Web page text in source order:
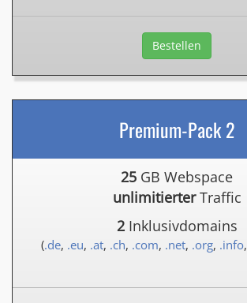
Bestellen
Premium-Pack 2
25 GB Webspace
unlimitierterTraffic
2Inklusivdomains
(.de, .eu, .at, .ch, .com, .net, .org, .info,